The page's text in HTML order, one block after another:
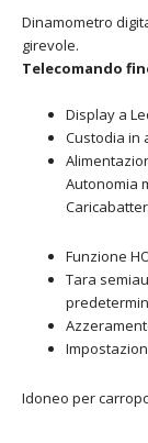
Dinamometro
girevole.
Telecomando
Display a
Custodia in
Autonomia
Funzione
Tara
Idoneo per